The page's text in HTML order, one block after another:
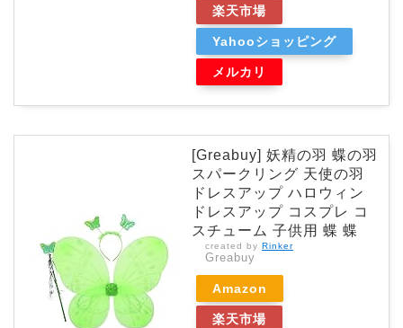
楽天市場
Yahooショッピング
メルカリ
[Greabuy] 妖精の羽 蝶の羽
スパークリング 天使の羽
ドレスアップ ハロウィン
ドレスアップ コスプレ コ
スチューム 子供用 蝶 蝶
created by Rinker
Greabuy
Amazon
楽天市場